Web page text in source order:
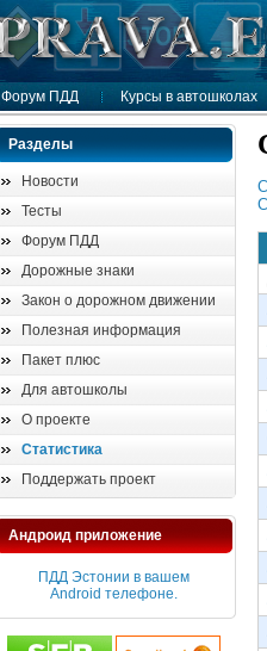
Форум ПДД Курсы в автошколах
Разделы
Новости
Тесты
Форум ПДД
Дорожные знаки
Закон о дорожном движении
Полезная информация
Пакет плюс
Для автошколы
О проекте
Статистика
Поддержать проект
Андроид приложение
ПДД Эстонии в вашем
Android телефоне.